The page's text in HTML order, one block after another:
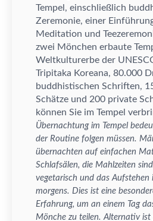
Tempel, einschließ lich
Zeremonie, einer Einfü
Meditation und
zwei Mönchen erbaute
Weltkulturerbe der
Tripitaka Koreana, 80.000
buddhistischen Schriften,
Schätze und 200 private
können Sie im Tempel
Übernachtung im Tempel
der Routine folgen müssen. Mä
übernachten auf einfachen
Schlafsälen, die Mahlzeiten
vegetarisch und das Aufstehen
morgens. Dies ist eine
Erfahrung, um an einem Tag
Mönche zu teilen. Alternativ ist